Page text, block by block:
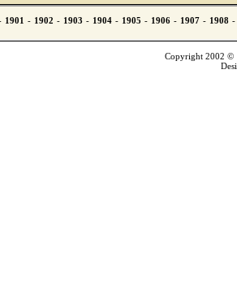
Copyright 2002 ©